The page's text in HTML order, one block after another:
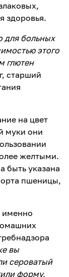
здоровья.
для больных
этого
глютен
старший
на цвет
муки они
желтыми.
быть указана
пшеницы,
именно
вы
сероватый
форму,